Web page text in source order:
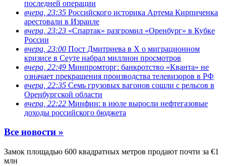
последней операции
вчера, 23:35 Российского историка Артема Кирпиченка
арестовали в Израиле
вчера, 23:23 «Спартак» разгромил «Оренбург» в Кубке
России
вчера, 23:00 Пост Дмитриева в X о миграционном
кризисе в Сеуте набрал миллион просмотров
вчера, 22:49 Минпромторг: банкротство «Кванта» не
означает прекращения производства телевизоров в РФ
вчера, 22:35 Семь грузовых вагонов сошли с рельсов в
Оренбургской области
вчера, 22:22 Минфин: в июле выросли нефтегазовые
доходы российского бюджета
Все новости »
Замок площадью 600 квадратных метров продают почти за €1
млн